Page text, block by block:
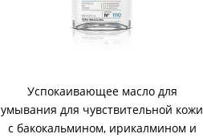
Успокаивающее масло для
умывания для чувствительной кожи
с бакокальмином, ирикалмином и